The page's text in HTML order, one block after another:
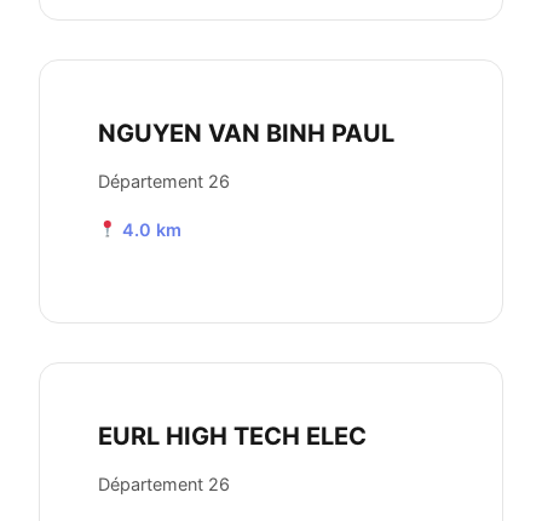
NGUYEN VAN BINH PAUL
Département 26
4.0 km
EURL HIGH TECH ELEC
Département 26